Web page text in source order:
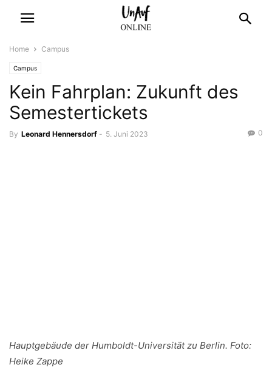
Home Campus
Campus
Kein Fahrplan: Zukunft des
Semestertickets
By Leonard Hennersdorf - 5. Juni 2023 0
Hauptgebäude der Humboldt-Universität zu Berlin. Foto:
Heike Zappe